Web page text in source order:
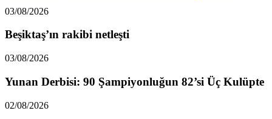
03/08/2026
Beşiktaş’ın rakibi netleşti
03/08/2026
Yunan Derbisi: 90 Şampiyonluğun 82’si Üç Kulüpte
02/08/2026